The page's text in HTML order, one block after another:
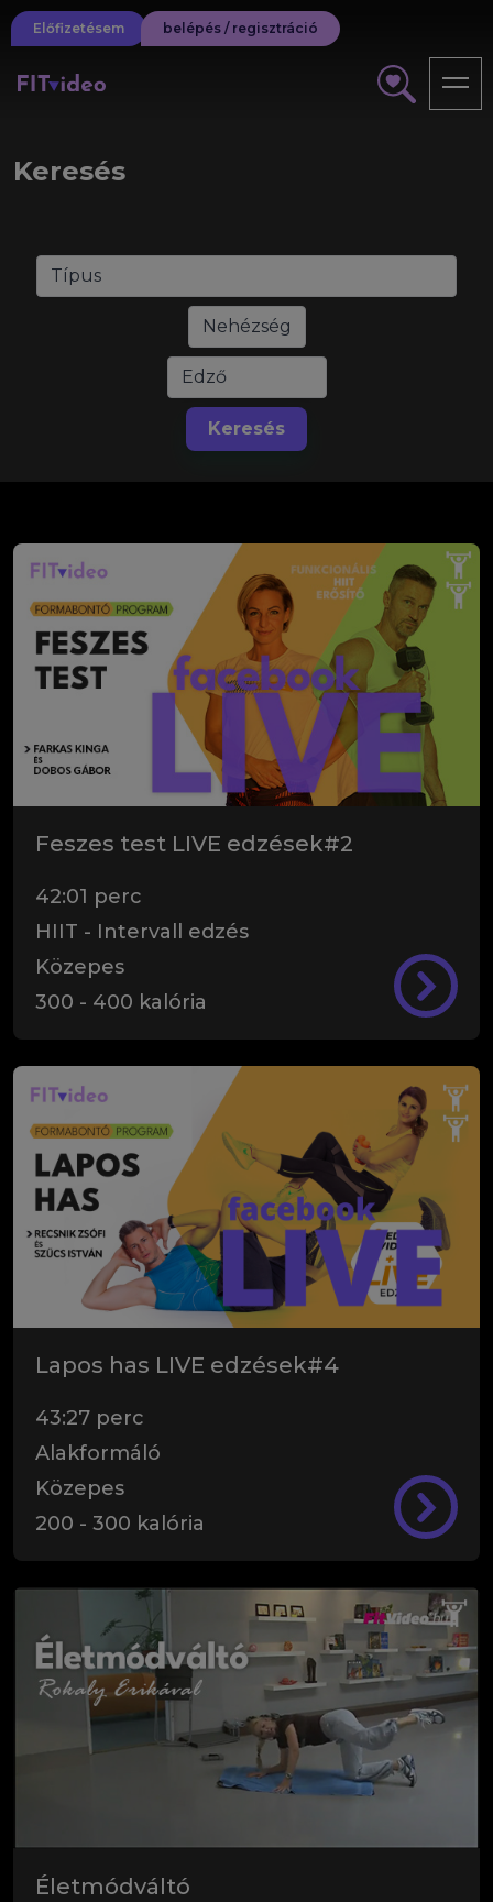
Előfizetésem belépés / regisztráció
Keresés
Keresés
Feszes test LIVE edzések#2
42:01 perc
HIIT - Intervall edzés
Közepes
300 - 400 kalória
Lapos has LIVE edzések#4
43:27 perc
Alakformáló
Közepes
200 - 300 kalória
Életmódváltó